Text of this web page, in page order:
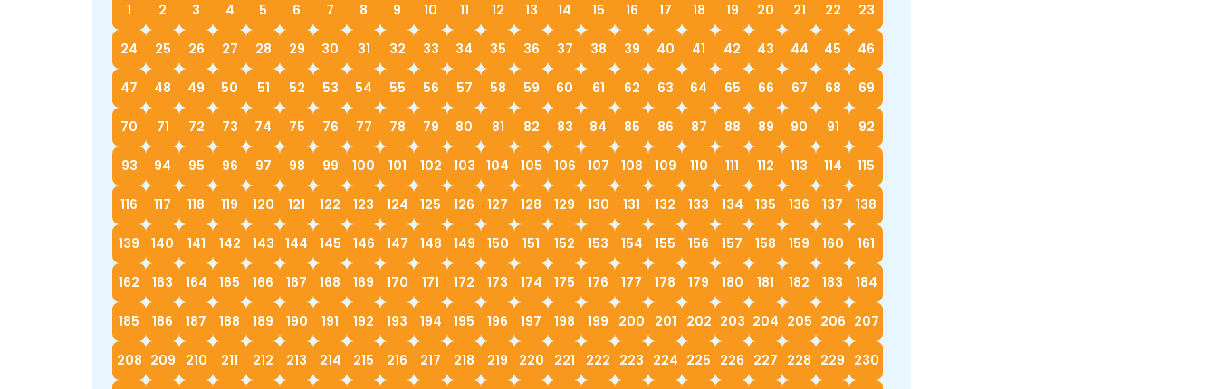
1 2 3 4 5 6 7 8 9 10 11 12 13 14 15 16 17 18 19 20 21 22 23
24 25 26 27 28 29 30 31 32 33 34 35 36 37 38 39 40 41 42 43 44 45 46
47 48 49 50 51 52 53 54 55 56 57 58 59 60 61 62 63 64 65 66 67 68 69
70 71 72 73 74 75 76 77 78 79 80 81 82 83 84 85 86 87 88 89 90 91 92
93 94 95 96 97 98 99 100 101 102 103 104 105 106 107 108 109 110 111 112 113 114 115
116 117 118 119 120 121 122 123 124 125 126 127 128 129 130 131 132 133 134 135 136 137 138
139 140 141 142 143 144 145 146 147 148 149 150 151 152 153 154 155 156 157 158 159 160 161
162 163 164 165 166 167 168 169 170 171 172 173 174 175 176 177 178 179 180 181 182 183 184
185 186 187 188 189 190 191 192 193 194 195 196 197 198 199 200 201 202 203 204 205 206 207
208 209 210 211 212 213 214 215 216 217 218 219 220 221 222 223 224 225 226 227 228 229 230